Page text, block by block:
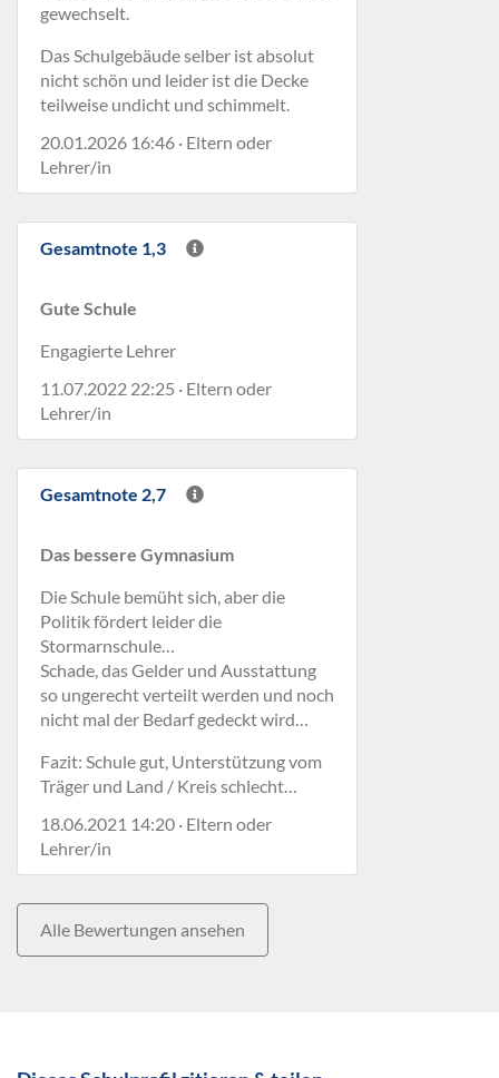
gewechselt.
Das Schulgebäude selber ist absolut
nicht schön und leider ist die Decke
teilweise undicht und schimmelt.
20.01.2026 16:46 · Eltern oder
Lehrer/in
Gesamtnote 1,3
Gute Schule
Engagierte Lehrer
11.07.2022 22:25 · Eltern oder
Lehrer/in
Gesamtnote 2,7
Das bessere Gymnasium
Die Schule bemüht sich, aber die
Politik fördert leider die
Stormarnschule…
Schade, das Gelder und Ausstattung
so ungerecht verteilt werden und noch
nicht mal der Bedarf gedeckt wird…
Fazit: Schule gut, Unterstützung vom
Träger und Land / Kreis schlecht…
18.06.2021 14:20 · Eltern oder
Lehrer/in
Alle Bewertungen ansehen